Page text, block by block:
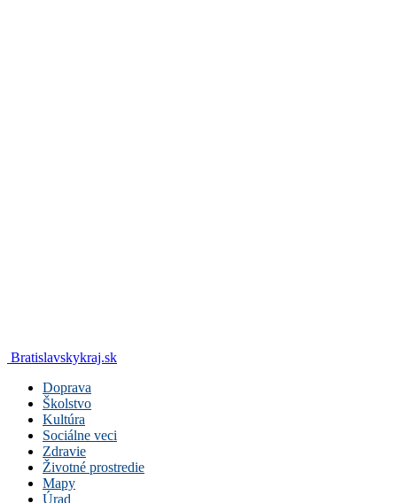
Bratislavskykraj.sk
Doprava
Školstvo
Kultúra
Sociálne veci
Zdravie
Životné prostredie
Mapy
Úrad